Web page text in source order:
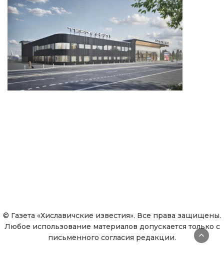
© Газета «Хиславичские известия». Все права защищены.
Любое использование материалов допускается только с
письменного согласия редакции.